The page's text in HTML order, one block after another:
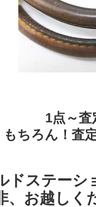
1点～
もちろん！査
ドステーシ
、お越し